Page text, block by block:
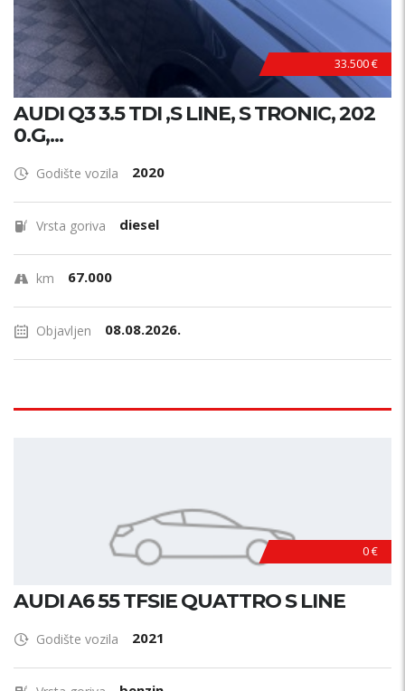
33.500 €
AUDI Q3 3.5 TDI ,S LINE, S TRONIC, 202
0.G,...
Godište vozila 2020
Vrsta goriva diesel
km 67.000
Objavljen 08.08.2026.
0 €
AUDI A6 55 TFSIE QUATTRO S LINE
Godište vozila 2021